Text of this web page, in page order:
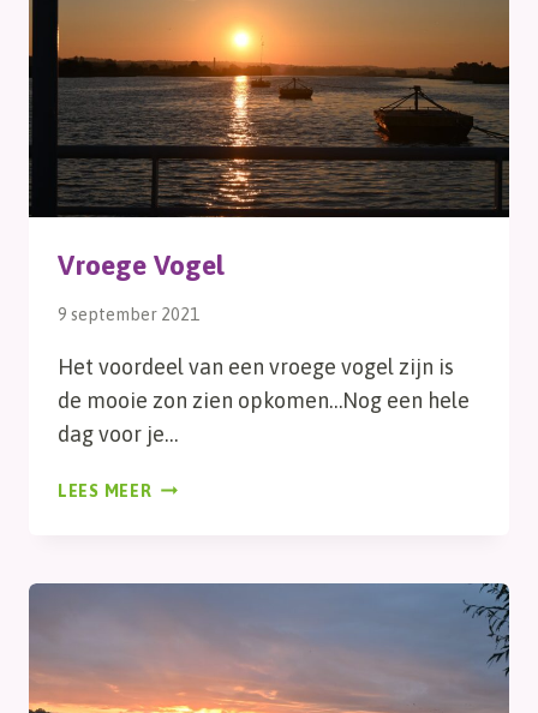
Vroege Vogel
9 september 2021
Het voordeel van een vroege vogel zijn is
de mooie zon zien opkomen…Nog een hele
dag voor je…
LEES MEER VROEGE